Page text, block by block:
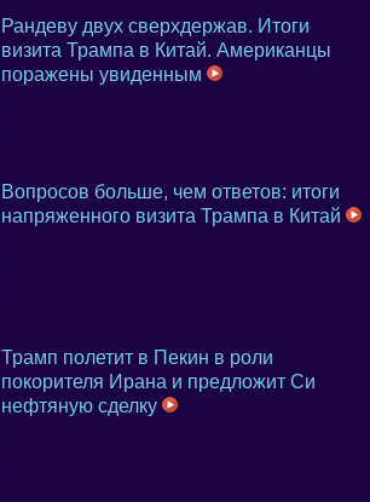
Рандеву двух сверхдержав. Итоги
визита Трампа в Китай. Американцы
поражены увиденным
Вопросов больше, чем ответов: итоги
напряженного визита Трампа в Китай
Трамп полетит в Пекин в роли
покорителя Ирана и предложит Си
нефтяную сделку